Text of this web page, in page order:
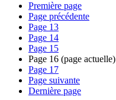
Première page
Page précédente
Page 13
Page 14
Page 15
Page 16 (page actuelle)
Page 17
Page suivante
Dernière page